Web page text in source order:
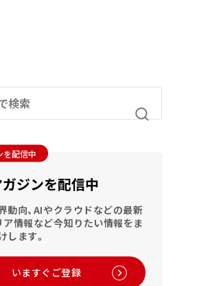
を配信中
ジンを配信中
動向、AIやクラウドなどの最新
ア情報など今知りたい情報をま
します。
いますぐご登録